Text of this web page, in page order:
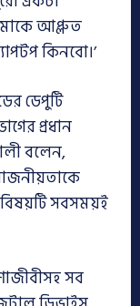
আপ্লুত
কিনবো।’
ডেপুটি
প্রধান
বলেন,
বিষয়টি সবসময়ই
সব